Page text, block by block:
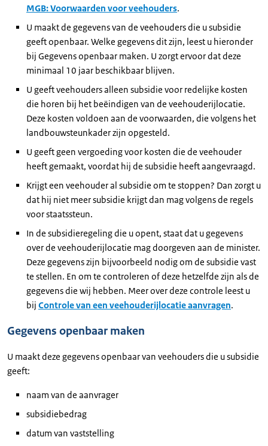
MGB: Voorwaarden voor veehouders.
U maakt de gegevens van de veehouders die u subsidie
geeft openbaar. Welke gegevens dit zijn, leest u hieronder
bij Gegevens openbaar maken. U zorgt ervoor dat deze
minimaal 10 jaar beschikbaar blijven.
U geeft veehouders alleen subsidie voor redelijke kosten
die horen bij het beëindigen van de veehouderijlocatie.
Deze kosten voldoen aan de voorwaarden, die volgens het
landbouwsteunkader zijn opgesteld.
U geeft geen vergoeding voor kosten die de veehouder
heeft gemaakt, voordat hij de subsidie heeft aangevraagd.
Krijgt een veehouder al subsidie om te stoppen? Dan zorgt u
dat hij niet meer subsidie krijgt dan mag volgens de regels
voor staatssteun.
In de subsidieregeling die u opent, staat dat u gegevens
over de veehouderijlocatie mag doorgeven aan de minister.
Deze gegevens zijn bijvoorbeeld nodig om de subsidie vast
te stellen. En om te controleren of deze hetzelfde zijn als de
gegevens die wij hebben. Meer over deze controle leest u
bij Controle van een veehouderijlocatie aanvragen.
Gegevens openbaar maken
U maakt deze gegevens openbaar van veehouders die u subsidie
geeft:
naam van de aanvrager
subsidiebedrag
datum van vaststelling